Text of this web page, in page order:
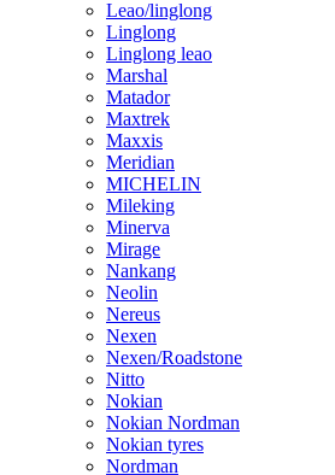
Leao/linglong
Linglong
Linglong leao
Marshal
Matador
Maxtrek
Maxxis
Meridian
MICHELIN
Mileking
Minerva
Mirage
Nankang
Neolin
Nereus
Nexen
Nexen/Roadstone
Nitto
Nokian
Nokian Nordman
Nokian tyres
Nordman